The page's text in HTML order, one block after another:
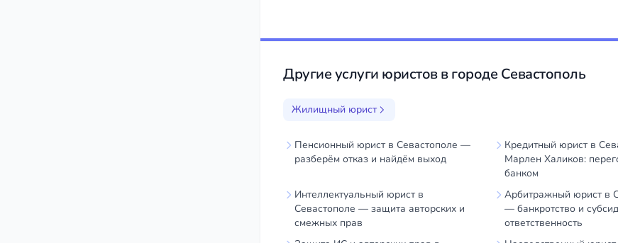
Другие услуги юристов в городе Севастополь
Жилищный юрист
Пенсионный юрист в Севастополе —
разберём отказ и найдём выход
Кредитный юрист в
Марлен Халиков:
банком
Интеллектуальный юрист в
Севастополе — защита авторских и
смежных прав
Арбитражный юрист в
— банкротство и
ответственность